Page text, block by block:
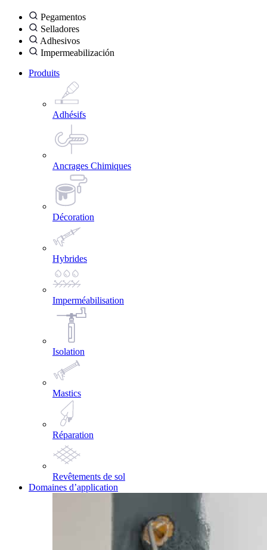
Pegamentos
Selladores
Adhesivos
Impermeabilización
Produits
Adhésifs
Ancrages Chimiques
Décoration
Hybrides
Imperméabilisation
Isolation
Mastics
Réparation
Revêtements de sol
Domaines d’application